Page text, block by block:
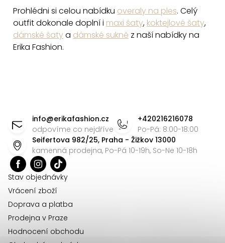
Prohlédni si celou nabídku overaly na ples. Celý
outfit dokonale doplní i maxi šaty, koktejlové šaty,
dámské šatya dámské sukně z naší nabídky na
Erika Fashion.
info@erikafashion.cz
odpovíme co nejdříve
+420216216078
Po-Pá: 8:00-18:00
Seifertova 982/25, Praha - Žižkov 13000
kamenná prodejna, Po-Pá 10-19h, So-Ne 10-18h
Stav objednávky
Vrácení zboží
Doprava a platba
Prodejna v Praze
Hodnocení obchodu